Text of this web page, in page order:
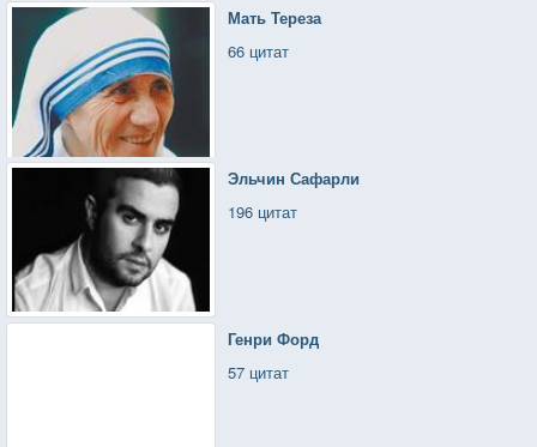
Мать Тереза
66 цитат
Эльчин Сафарли
196 цитат
Генри Форд
57 цитат